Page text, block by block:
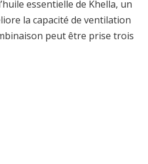
essentielle de Khella, un
la capacité de ventilation
peut être prise trois